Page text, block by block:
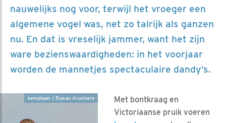
nauwelijks nog voor, terwijl het vroeger een
algemene vogel was, net zo talrijk als ganzen
nu. En dat is vreselijk jammer, want het zijn
ware bezienswaardigheden: in het voorjaar
worden de mannetjes spectaculaire dandy’s.
kemphaan / Ruwan Aluvihare
Met bontkraag en
Victoriaanse pruik voeren